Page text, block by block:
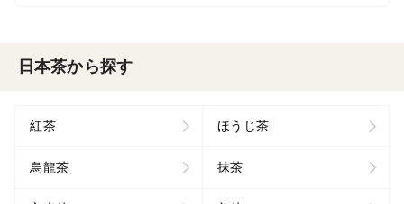
日本茶から探す
紅茶 ほうじ茶
烏龍茶 抹茶